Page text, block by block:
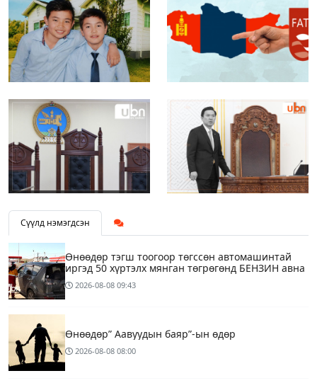
Сүүлд нэмэгдсэн
Өнөөдөр тэгш тоогоор төгссөн автомашинтай
иргэд 50 хүртэлх мянган төгрөгөнд БЕНЗИН авна
2026-08-08 09:43
Өнөөдөр” Аавуудын баяр”-ын өдөр
2026-08-08 08:00